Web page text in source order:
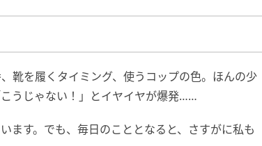
靴を履くタイミング、使うコップの色。ほんの少
うじゃない！」とイヤイヤが爆発……
ます。でも、毎日のこととなると、さすがに私も